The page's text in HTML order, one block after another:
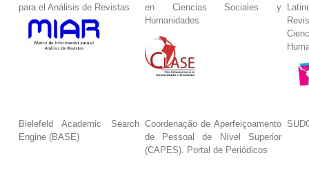
para el Análisis de Revistas
en Ciencias Sociales y
Humanidades
Bielefeld Academic Search
Engine (BASE)
Coordenação de Aperfeiçoamento
de Pessoal de Nível Superior
(CAPES). Portal de Periódicos